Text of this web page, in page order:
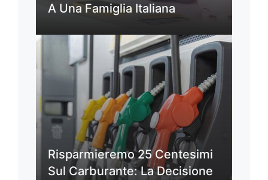
A Una Famiglia Italiana
Risparmieremo 25 Centesimi
Sul Carburante: La Decisione